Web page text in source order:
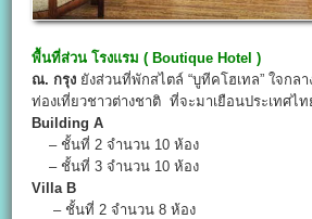
พื้นที่ส่วน โรงแรม ( Boutique Hotel )
ณ. กรุง ยังส่วนที่พักสไตล์ “บูทีคโฮเทล” ใจกล
ท่องเที่ยวชาวต่างชาติ ที่จะมาเยือนประเทศไ
Building A
– ชั้นที่ 2 จำนวน 10 ห้อง
– ชั้นที่ 3 จำนวน 10 ห้อง
Villa B
– ชั้นที่ 2 จำนวน 8 ห้อง